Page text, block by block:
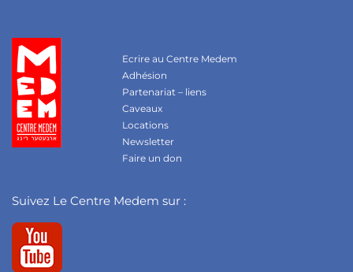
Ecrire au Centre Medem
Adhésion
Partenariat – liens
Caveaux
Locations
Newsletter
Faire un don
Suivez Le Centre Medem sur :